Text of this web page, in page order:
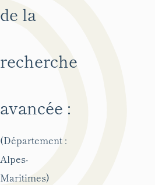
de la
recherche
avancée :
(Département :
Alpes-
Maritimes)